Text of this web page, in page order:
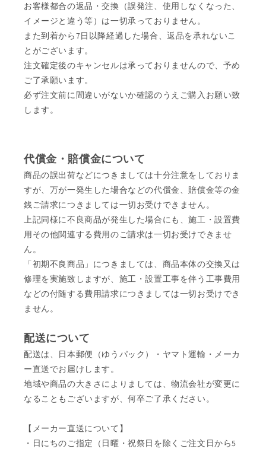
お客様都合の返品・交換（誤発注、使用しなくなった、
イメージと違う等）は一切承っておりません。
また到着から7日以降経過した場合、返品を承れないこ
とがございます。
注文確定後のキャンセルは承っておりませんので、予め
ご了承願います。
必ず注文前に間違いがないか確認のうえご購入お願い致
します。
代償金・賠償金について
商品の誤出荷などにつきましては十分注意をしておりま
すが、万が一発生した場合などの代償金、賠償金等の金
銭ご請求につきましては一切お受けできません。
上記同様に不良商品が発生した場合にも、施工・設置費
用その他関連する費用のご請求は一切お受けできませ
ん。
「初期不良商品」につきましては、商品本体の交換又は
修理を実施致しますが、施工・設置工事を伴う工事費用
などの付随する費用請求につきましては一切お受けでき
ません。
配送について
配送は、日本郵便（ゆうパック）・ヤマト運輸・メーカ
ー直送でお届けします。
地域や商品の大きさによりましては、物流会社が変更に
なることもございますが、何卒ご了承ください。
【メーカー直送について】
・日にちのご指定（日曜・祝祭日を除くご注文日から5